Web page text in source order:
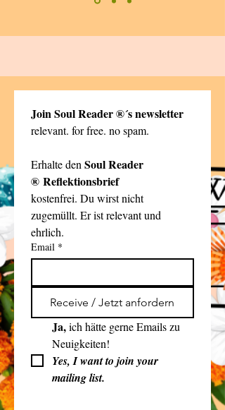
Erhalte den Soul Reader
® Reflektionsbrief
kostenfrei. Du wirst nicht
zugemüllt. Er ist relevant und
ehrlich.
Email *
Receive / Jetzt anfordern
Ja, ich hätte gerne Emails zu
Neuigkeiten!
Yes, I want to join your